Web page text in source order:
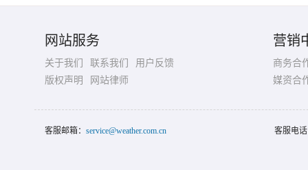
网站服务
关于我们 联系我们
用户反馈
版权声明
网站律师
营销
商务合
媒资合
客服邮箱： service@weather.com.cn 客服电